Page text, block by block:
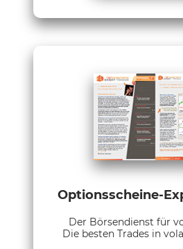
Optionsscheine-
Der Börsendienst für
Die besten Trades in